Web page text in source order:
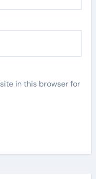
in this browser for